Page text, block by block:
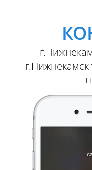
г.Нижнекамск